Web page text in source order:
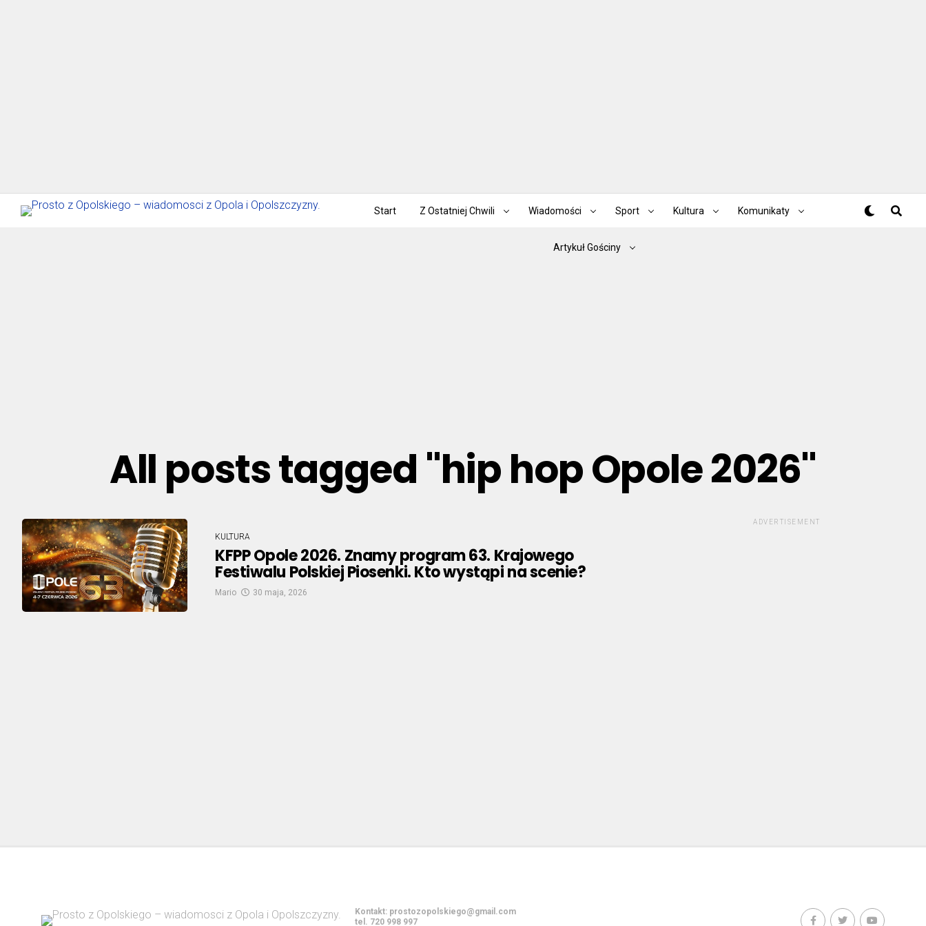
Start Z Ostatniej Chwili Wiadomości Sport Kultura Komunikaty
Artykuł Gościny
All posts tagged "hip hop Opole 2026"
KULTURA
KFPP Opole 2026. Znamy program 63. Krajowego
Festiwalu Polskiej Piosenki. Kto wystąpi na scenie?
Mario 30 maja, 2026
ADVERTISEMENT
Kontakt: prostozopolskiego@gmail.com
tel. 720 998 997